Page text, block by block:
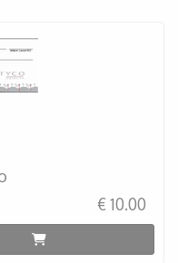
€ 10.00